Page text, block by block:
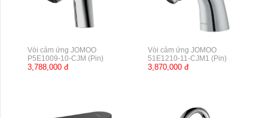
Vòi cảm ứng JOMOO
P5E1009-10-CJM (Pin)
3,788,000 đ
Vòi cảm ứng JOMOO
51E1210-11-CJM1 (Pin)
3,870,000 đ